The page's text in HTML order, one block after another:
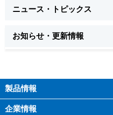
ニュース・トピックス
お知らせ・更新情報
製品情報
企業情報